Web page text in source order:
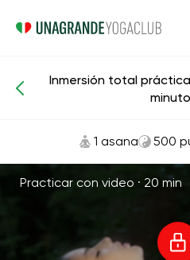
Meditaciones y respiración
Inmersión total
1 asana 500
Practicar con video · 20 min